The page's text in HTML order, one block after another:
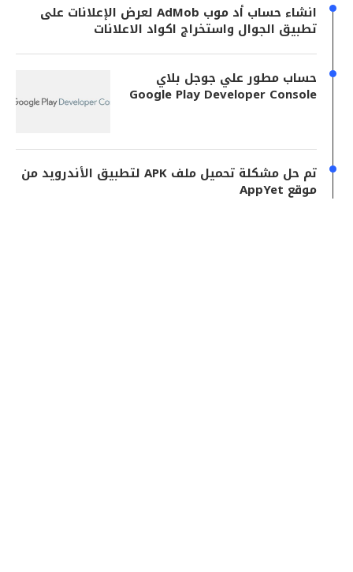
انشاء حساب أد موب AdMob لعرض الإعلانات على
تطبيق الجوال واستخراج اكواد الاعلانات
حساب مطور علي جوجل بلاي
Google Play Developer Console
تم حل مشكلة تحميل ملف APK لتطبيق الأندرويد من
موقع AppYet